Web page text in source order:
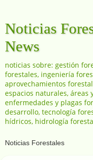
Noticias
News
noticias sobre: gestión
forestales, ingeniería
aprovechamientos
espacios naturales, áreas
enfermedades y plagas
desarrollo, tecnología
hídricos, hidrología